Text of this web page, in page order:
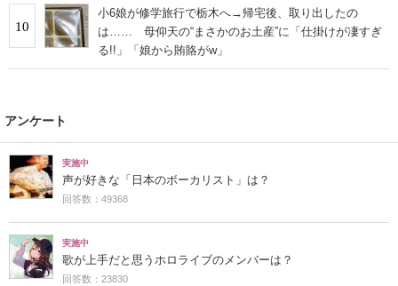
10
小6娘が修学旅行で栃木へ→帰宅後、取り出したの
は…… 母仰天の“まさかのお土産”に「仕掛けが凄すぎ
る!!」「娘から賄賂がw」
アンケート
実施中
声が好きな「日本のボーカリスト」は？
回答数：49368
実施中
歌が上手だと思うホロライブのメンバーは？
回答数：23830